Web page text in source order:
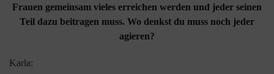
Frauen gemeinsam vieles erreichen werden und jeder seinen
Teil dazu beitragen muss. Wo denkst du muss noch jeder
agieren?
Karla: